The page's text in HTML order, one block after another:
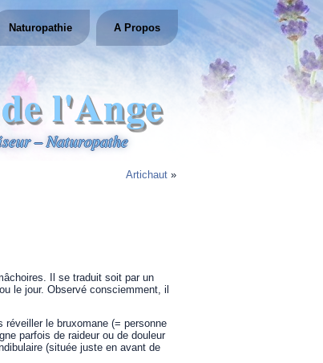
l'Ange
– Naturopathe
Naturopathie A Propos
Artichaut »
Il se traduit soit par un
le jour. Observé consciemment, il
le bruxomane (= personne
parfois de raideur ou de douleur
(située juste en avant de